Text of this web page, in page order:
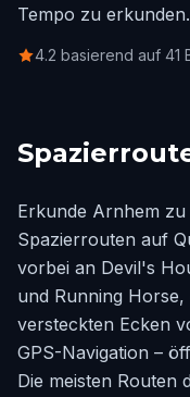
Tempo zu
4.2 basierend auf 41
Erkunde Arnhem
Spazierrouten auf
vorbei an Devil's
und Running
versteckten Ecken
GPS-Navigation –
Die meisten Routen